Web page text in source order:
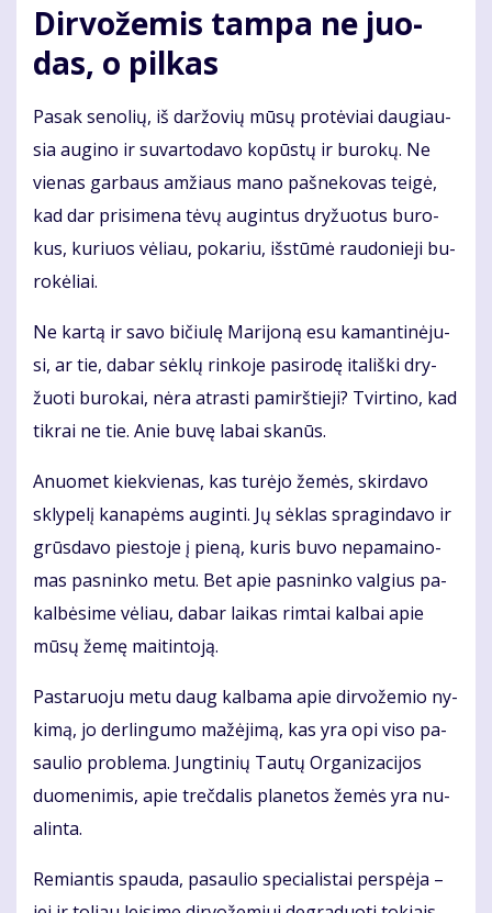
Dir­vo­že­mis tam­pa ne juo­
das, o pil­kas
Pa­sak se­no­lių, iš dar­žo­vių mū­sų pro­tė­viai dau­giau­
sia au­gi­no ir su­var­to­da­vo ko­pūs­tų ir bu­ro­kų. Ne
vie­nas gar­baus am­žiaus ma­no pa­šne­ko­vas tei­gė,
kad dar pri­si­me­na tė­vų au­gin­tus dry­žuo­tus bu­ro­
kus, ku­riuos vė­liau, po­ka­riu, iš­stū­mė rau­do­nie­ji bu­
ro­kė­liai.
Ne kar­tą ir sa­vo bi­čiu­lę Ma­ri­jo­ną esu ka­man­ti­nė­ju­
si, ar tie, da­bar sėk­lų rin­ko­je pa­si­ro­dę ita­liš­ki dry­
žuo­ti bu­ro­kai, nė­ra at­ras­ti pa­mirš­tie­ji? Tvir­ti­no, kad
tik­rai ne tie. Anie bu­vę la­bai ska­nūs.
Anuo­met kiek­vie­nas, kas tu­rė­jo že­mės, skir­da­vo
skly­pe­lį ka­na­pėms au­gin­ti. Jų sėk­las spra­gin­da­vo ir
grūs­da­vo pies­to­je į pie­ną, ku­ris bu­vo ne­pa­mai­no­
mas pas­nin­ko me­tu. Bet apie pas­nin­ko val­gius pa­
kal­bė­si­me vė­liau, da­bar lai­kas rim­tai kal­bai apie
mū­sų že­mę mai­tin­to­ją.
Pas­ta­ruo­ju me­tu daug kal­ba­ma apie dir­vo­že­mio ny­
ki­mą, jo der­lin­gu­mo ma­žė­ji­mą, kas yra opi vi­so pa­
sau­lio pro­ble­ma. Jung­ti­nių Tau­tų Or­ga­ni­za­ci­jos
duo­me­ni­mis, apie treč­da­lis pla­ne­tos že­mės yra nu­
a­lin­ta.
Re­mian­tis spau­da, pa­sau­lio spe­cia­lis­tai per­spė­ja –